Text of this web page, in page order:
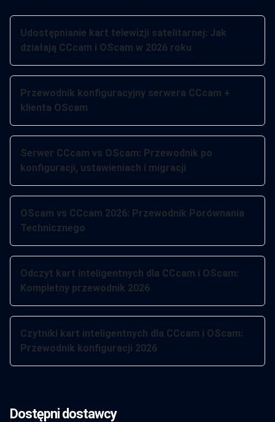
Udostępnianie kart telewizji satelitarnej: Jak
działają CCcam i OScam w 2026 roku
Przewodnik konfiguracyjny serwera CCcam +
klienta OScam
Serwer CCcam vs OScam: Przewodnik po
konfiguracji, ustawieniach i migracji
OScam vs CCcam 2026: Przewodnik Porównania
Technicznego
Odczyt kart inteligentnych dla CCcam i OScam:
Kompletny przewodnik 2026
Czytniki kart inteligentnych dla CCcam i OScam:
Przewodnik konfiguracji 2026
Dostępni dostawcy